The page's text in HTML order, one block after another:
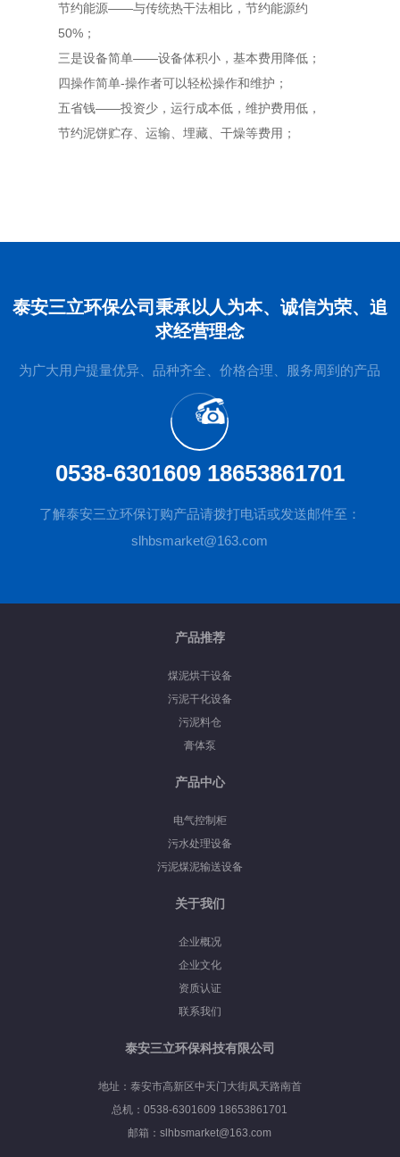
节约能源——与传统热干法相比，节约能源约
50%；
三是设备简单——设备体积小，基本费用降低；
四操作简单-操作者可以轻松操作和维护；
五省钱——投资少，运行成本低，维护费用低，
节约泥饼贮存、运输、埋藏、干燥等费用；
泰安三立环保公司秉承以人为本、诚信为荣、追
求经营理念
为广大用户提量优异、品种齐全、价格合理、服务周到的产品
0538-6301609 18653861701
了解泰安三立环保订购产品请拨打电话或发送邮件至：
slhbsmarket@163.com
产品推荐
煤泥烘干设备
污泥干化设备
污泥料仓
膏体泵
产品中心
电气控制柜
污水处理设备
污泥煤泥输送设备
关于我们
企业概况
企业文化
资质认证
联系我们
泰安三立环保科技有限公司
地址：泰安市高新区中天门大街凤天路南首
总机：0538-6301609 18653861701
邮箱：slhbsmarket@163.com